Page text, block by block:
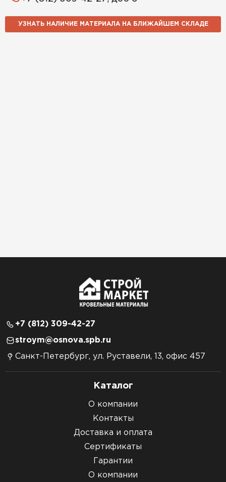
УЗНАТЬ НАЛИЧИЕ МАТЕРИАЛА НА БЛИЖАЙШЕМ СКЛАДЕ
+7 (812) 309-42-27
stroym@osnova.spb.ru
Санкт-Петербург, ул. Руставели, 13, офис 457
Каталог
О компании
Контакты
Доставка и оплата
Сертификаты
Гарантии
О компании